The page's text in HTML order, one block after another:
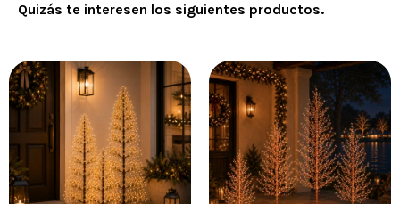
Quizás te interesen los siguientes productos.